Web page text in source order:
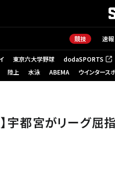
競技 速報
東京六大学野球 dodaSPORTS
（新しいタブで開く）
陸上 水泳 ABEMA ウインタース
宇都宮がリーグ